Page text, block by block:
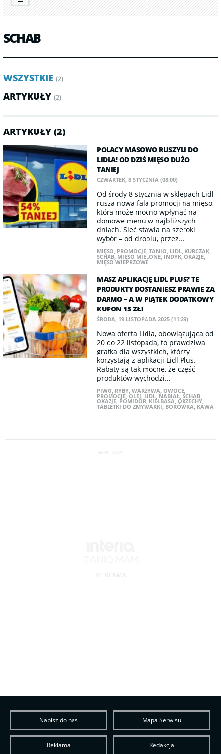
SCHAB
WSZYSTKIE (2)
ARTYKUŁY (2)
ARTYKUŁY (2)
POLACY MASOWO RUSZYLI DO
LIDLA! OD DZIŚ MIĘSO DUŻO
TANIEJ
CZWARTEK, 8 STYCZNIA (08:00)
Od środy 8 stycznia w sklepach Lidl
rusza nowa fala promocji na mięso,
która może mocno wpłynąć na
domowe menu w najbliższych
dniach. Sieć stawia na szeroki
wybór – od drobiu, przez...
MIĘSO, PROMOCJE,TANIO, LIDL, KURCZAK,
SCHAB, MIĘSO MIELONE, INDYK,OKAZJE,
MIĘSO WIEPRZOWE
MASZ APLIKACJĘ LIDL PLUS? TE
PRODUKTY DOSTANIESZ PRAWIE ZA
DARMO – A W PIĄTEK DODATKOWY
KUPON 15 ZŁ!
ŚRODA, 19 LISTOPADA 2025 (11:29)
Nowa oferta Lidla, obowiązująca od
20 do 22 listopada, to prawdziwa
gratka dla wszystkich, którzy
korzystają z aplikacji Lidl Plus.
Rabaty są tak mocne, że część
produktów wychodzi...
PIWO, RYBY,WARZYWA,OWOCE,
PROMOCJE,OLEJ, LIDL, NABIAŁ,SCHAB,
OKAZJE, POMIDOR, KIEŁBASA,ORZECHY,
TABLETKI DO ZMYWARKI, BORÓWKA, KAWA
REKLAMA
Napisz do nas Mapa Serwisu
Reklama Redakcja